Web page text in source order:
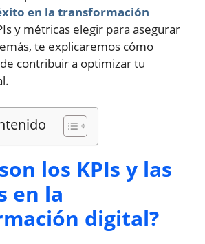
en la transformación
y métricas elegir para asegurar
te explicaremos cómo
contribuir a optimizar tu
los KPIs y las
en la
digital?